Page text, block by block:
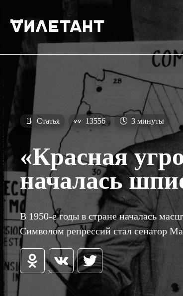
📄 Статья 👀 13556 🕓 3 минуты
«Красная
началась
В 1950-е годы в стране началась
Символом репрессий стал сенатор